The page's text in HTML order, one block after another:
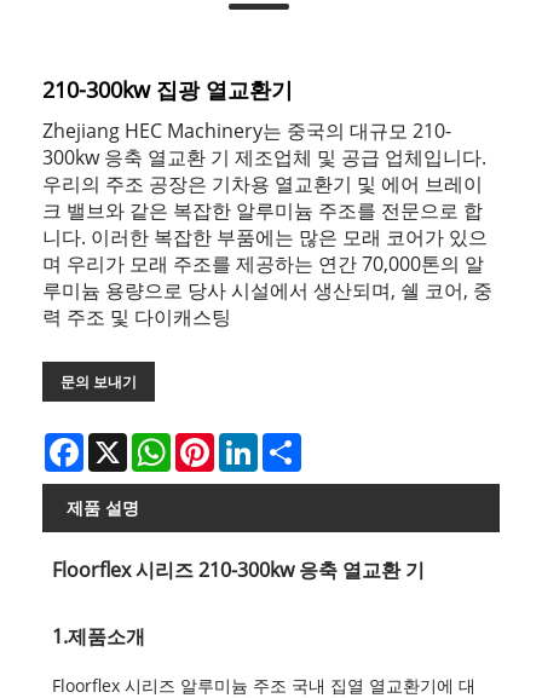
210-300kw 집광 열교환기
Zhejiang HEC Machinery는 중국의 대규모 210-
300kw 응축 열교환 기 제조업체 및 공급 업체입니다.
우리의 주조 공장은 기차용 열교환기 및 에어 브레이
크 밸브와 같은 복잡한 알루미늄 주조를 전문으로 합
니다. 이러한 복잡한 부품에는 많은 모래 코어가 있으
며 우리가 모래 주조를 제공하는 연간 70,000톤의 알
루미늄 용량으로 당사 시설에서 생산되며, 쉘 코어, 중
력 주조 및 다이캐스팅
문의 보내기
Facebook
X WhatsAppPinterestLinkedIn
제품 설명
Floorflex 시리즈 210-300kw 응축 열교환 기
1.제품소개
Floorflex 시리즈 알루미늄 주조 국내 집열 열교환기에 대